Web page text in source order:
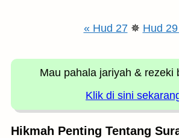
« Hud 27✵ Hud
Mau pahala jariyah & rezeki
Klik di sini
Hikmah Penting Tentang